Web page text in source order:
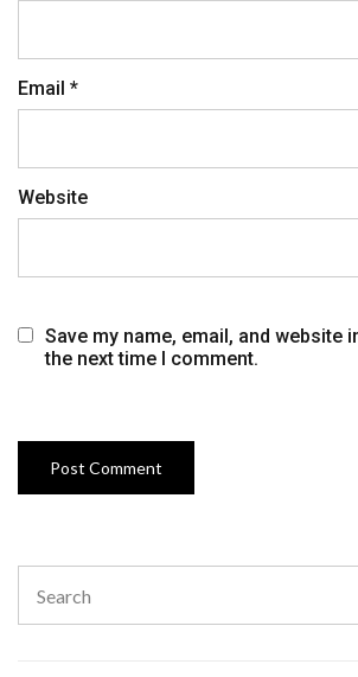
Email *
Website
Save my name, email, and website
the next time I comment.
for: